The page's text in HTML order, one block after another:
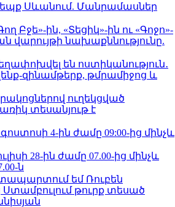
Սևանում. Մանրամասներ
Բջե»-ին, «Տեցիկ»-ին ու «Գոջո»-
վարույթի նախաքննությունը.
են ոստիկանություն․
զինամթերք, թմրամիջոց և
ուղեկցված
տեսանյութ է
4-ին ժամը 09:00-ից մինչև
28-ին ժամը 07.00-ից մինչև
ն
եմ Ռուբեն
Ստամբուլում թուրք տեսած